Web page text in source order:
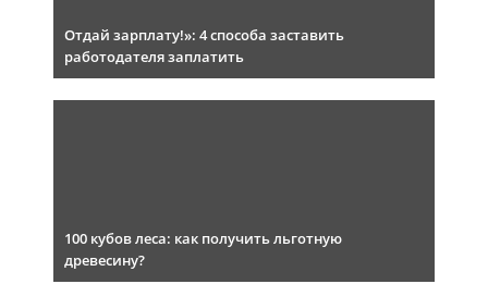
Отдай зарплату!»: 4 способа заставить
работодателя заплатить
100 кубов леса: как получить льготную
древесину?